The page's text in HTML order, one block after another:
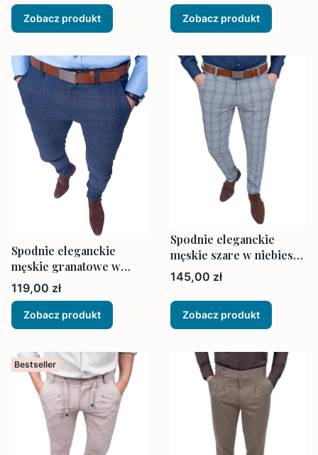
Zobacz produkt Zobacz produkt
Spodnie eleganckie
męskie granatowe w
kratę
Cena
119,00 zł
Zobacz produkt
Spodnie eleganckie
męskie szare w niebieską
kratę
Cena
145,00 zł
Zobacz produkt
Bestseller